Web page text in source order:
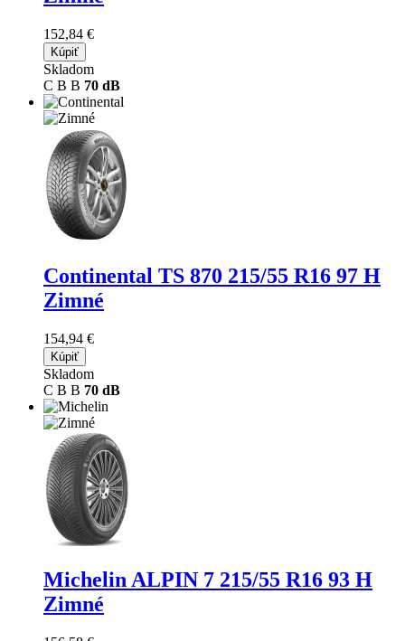
152,84 €
Kúpiť
Skladom
C B B 70 dB
Continental TS 870 215/55 R16 97 H
Zimné
154,94 €
Kúpiť
Skladom
C B B 70 dB
Michelin ALPIN 7 215/55 R16 93 H
Zimné